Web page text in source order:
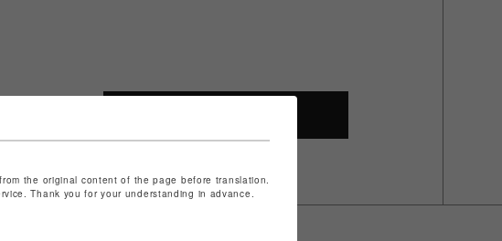
the original content of the page before translation.
Thank you for your understanding in advance.